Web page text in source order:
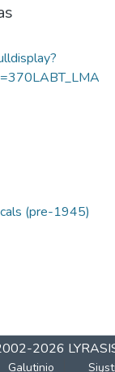
(pre-1945)
2026
Galutinio